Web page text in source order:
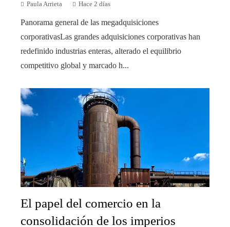
Paula Arrieta Hace 2 días
Panorama general de las megadquisiciones
corporativasLas grandes adquisiciones corporativas han
redefinido industrias enteras, alterado el equilibrio
competitivo global y marcado h...
El papel del comercio en la
consolidación de los imperios